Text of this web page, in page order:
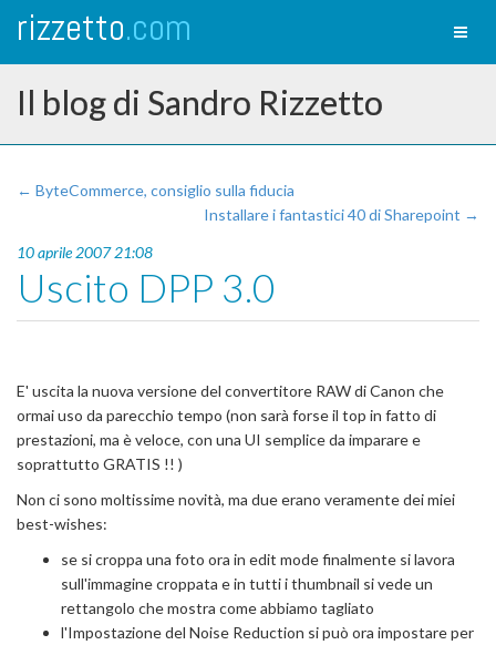
rizzetto.com
Il blog di Sandro Rizzetto
← ByteCommerce, consiglio sulla fiducia
Installare i fantastici 40 di Sharepoint →
10 aprile 2007 21:08
Uscito DPP 3.0
E' uscita la nuova versione del convertitore RAW di Canon che
ormai uso da parecchio tempo (non sarà forse il top in fatto di
prestazioni, ma è veloce, con una UI semplice da imparare e
soprattutto GRATIS !! )
Non ci sono moltissime novità, ma due erano veramente dei miei
best-wishes:
se si croppa una foto ora in edit mode finalmente si lavora
sull'immagine croppata e in tutti i thumbnail si vede un
rettangolo che mostra come abbiamo tagliato
l'Impostazione del Noise Reduction si può ora impostare per